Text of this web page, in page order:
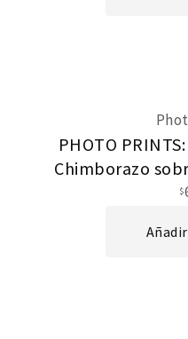
PHOTO
Chimborazo
$